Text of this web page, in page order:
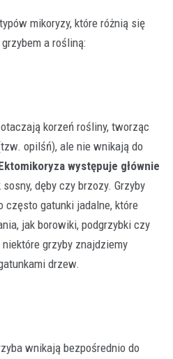
mikoryzy, które różnią się
a rośliną:
korzeń rośliny, tworząc
opilśń), ale nie wnikają do
występuje głównie
dęby czy brzozy. Grzyby
często gatunki jadalne, które
jak borowiki, podgrzybki czy
grzyby znajdziemy
drzew.
wnikają bezpośrednio do